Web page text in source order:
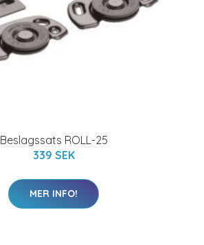
Beslagssats ROLL-25
339 SEK
MER INFO!